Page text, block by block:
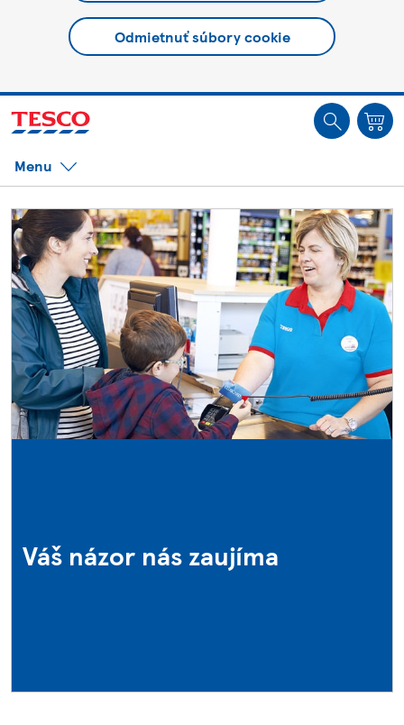
Odmietnuť súbory cookie
Ste offline. Niektoré funkcie môžu byť nedostupné.
Menu
Váš názor nás zaujíma